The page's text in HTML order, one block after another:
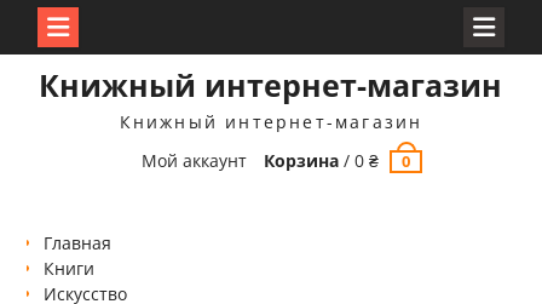
Книжный интернет-магазин
Книжный интернет-магазин
Мой аккаунт
Корзина /0₴ 0
Главная
Книги
Искусство